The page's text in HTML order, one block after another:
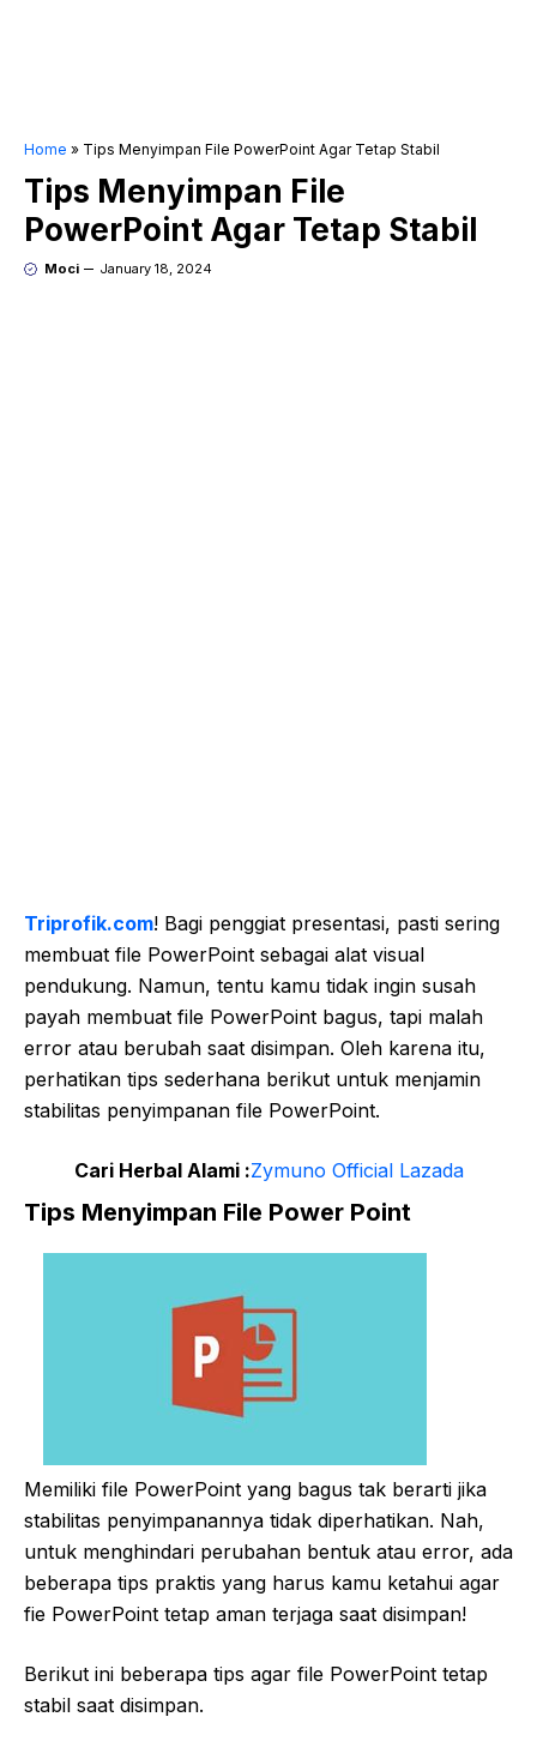
Home » Tips Menyimpan File PowerPoint Agar Tetap Stabil
Tips Menyimpan File
PowerPoint Agar Tetap Stabil
Moci January 18, 2024
Triprofik.com! Bagi penggiat presentasi, pasti sering
membuat file PowerPoint sebagai alat visual
pendukung. Namun, tentu kamu tidak ingin susah
payah membuat file PowerPoint bagus, tapi malah
error atau berubah saat disimpan. Oleh karena itu,
perhatikan tips sederhana berikut untuk menjamin
stabilitas penyimpanan file PowerPoint.
Cari Herbal Alami :Zymuno Official Lazada
Tips Menyimpan File Power Point
Memiliki file PowerPoint yang bagus tak berarti jika
stabilitas penyimpanannya tidak diperhatikan. Nah,
untuk menghindari perubahan bentuk atau error, ada
beberapa tips praktis yang harus kamu ketahui agar
fie PowerPoint tetap aman terjaga saat disimpan!
Berikut ini beberapa tips agar file PowerPoint tetap
stabil saat disimpan.